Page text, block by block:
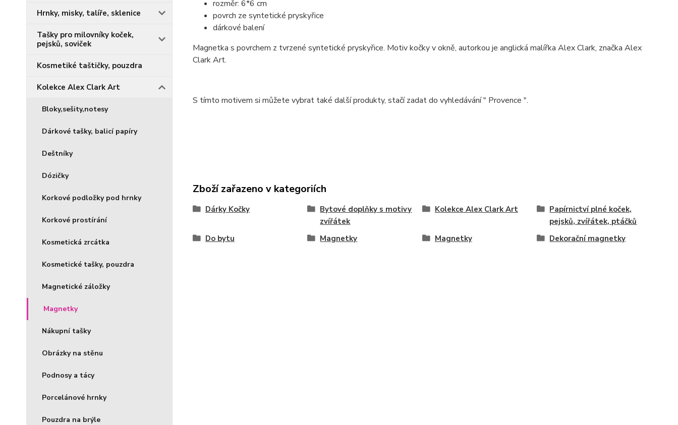
Hrnky, misky, talíře, sklenice
Tašky pro milovníky koček,
pejsků, soviček
Kosmetiké taštičky, pouzdra
Kolekce Alex Clark Art
Bloky,sešity,notesy
Dárkové tašky, balicí papíry
Deštníky
Dózičky
Korkové podložky pod hrnky
Korkové prostírání
Kosmetická zrcátka
Kosmetické tašky, pouzdra
Magnetické záložky
Magnetky
Nákupní tašky
Obrázky na stěnu
Podnosy a tácy
Porcelánové hrnky
Pouzdra na brýle
rozměr: 6*6 cm
povrch ze syntetické pryskyřice
dárkové balení
Magnetka s povrchem z tvrzené syntetické pryskyřice. Motiv kočky v okně, autorkou je anglická malířka Alex Clark, značka Alex
Clark Art.
S tímto motivem si můžete vybrat také další produkty, stačí zadat do vyhledávání " Provence ".
Zboží zařazeno v kategoriích
Dárky Kočky
Bytové doplňky s motivy
zvířátek
Kolekce Alex Clark Art
Papírnictví plné koček,
pejsků, zvířátek, ptáčků
Do bytu
Magnetky Magnetky Dekorační magnetky